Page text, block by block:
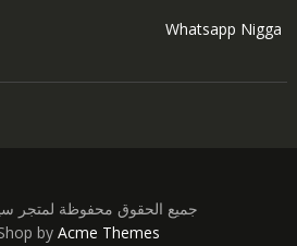
Whatsapp Nigga
جميع الحقوق محفوظة لمتجر
by Acme Themes